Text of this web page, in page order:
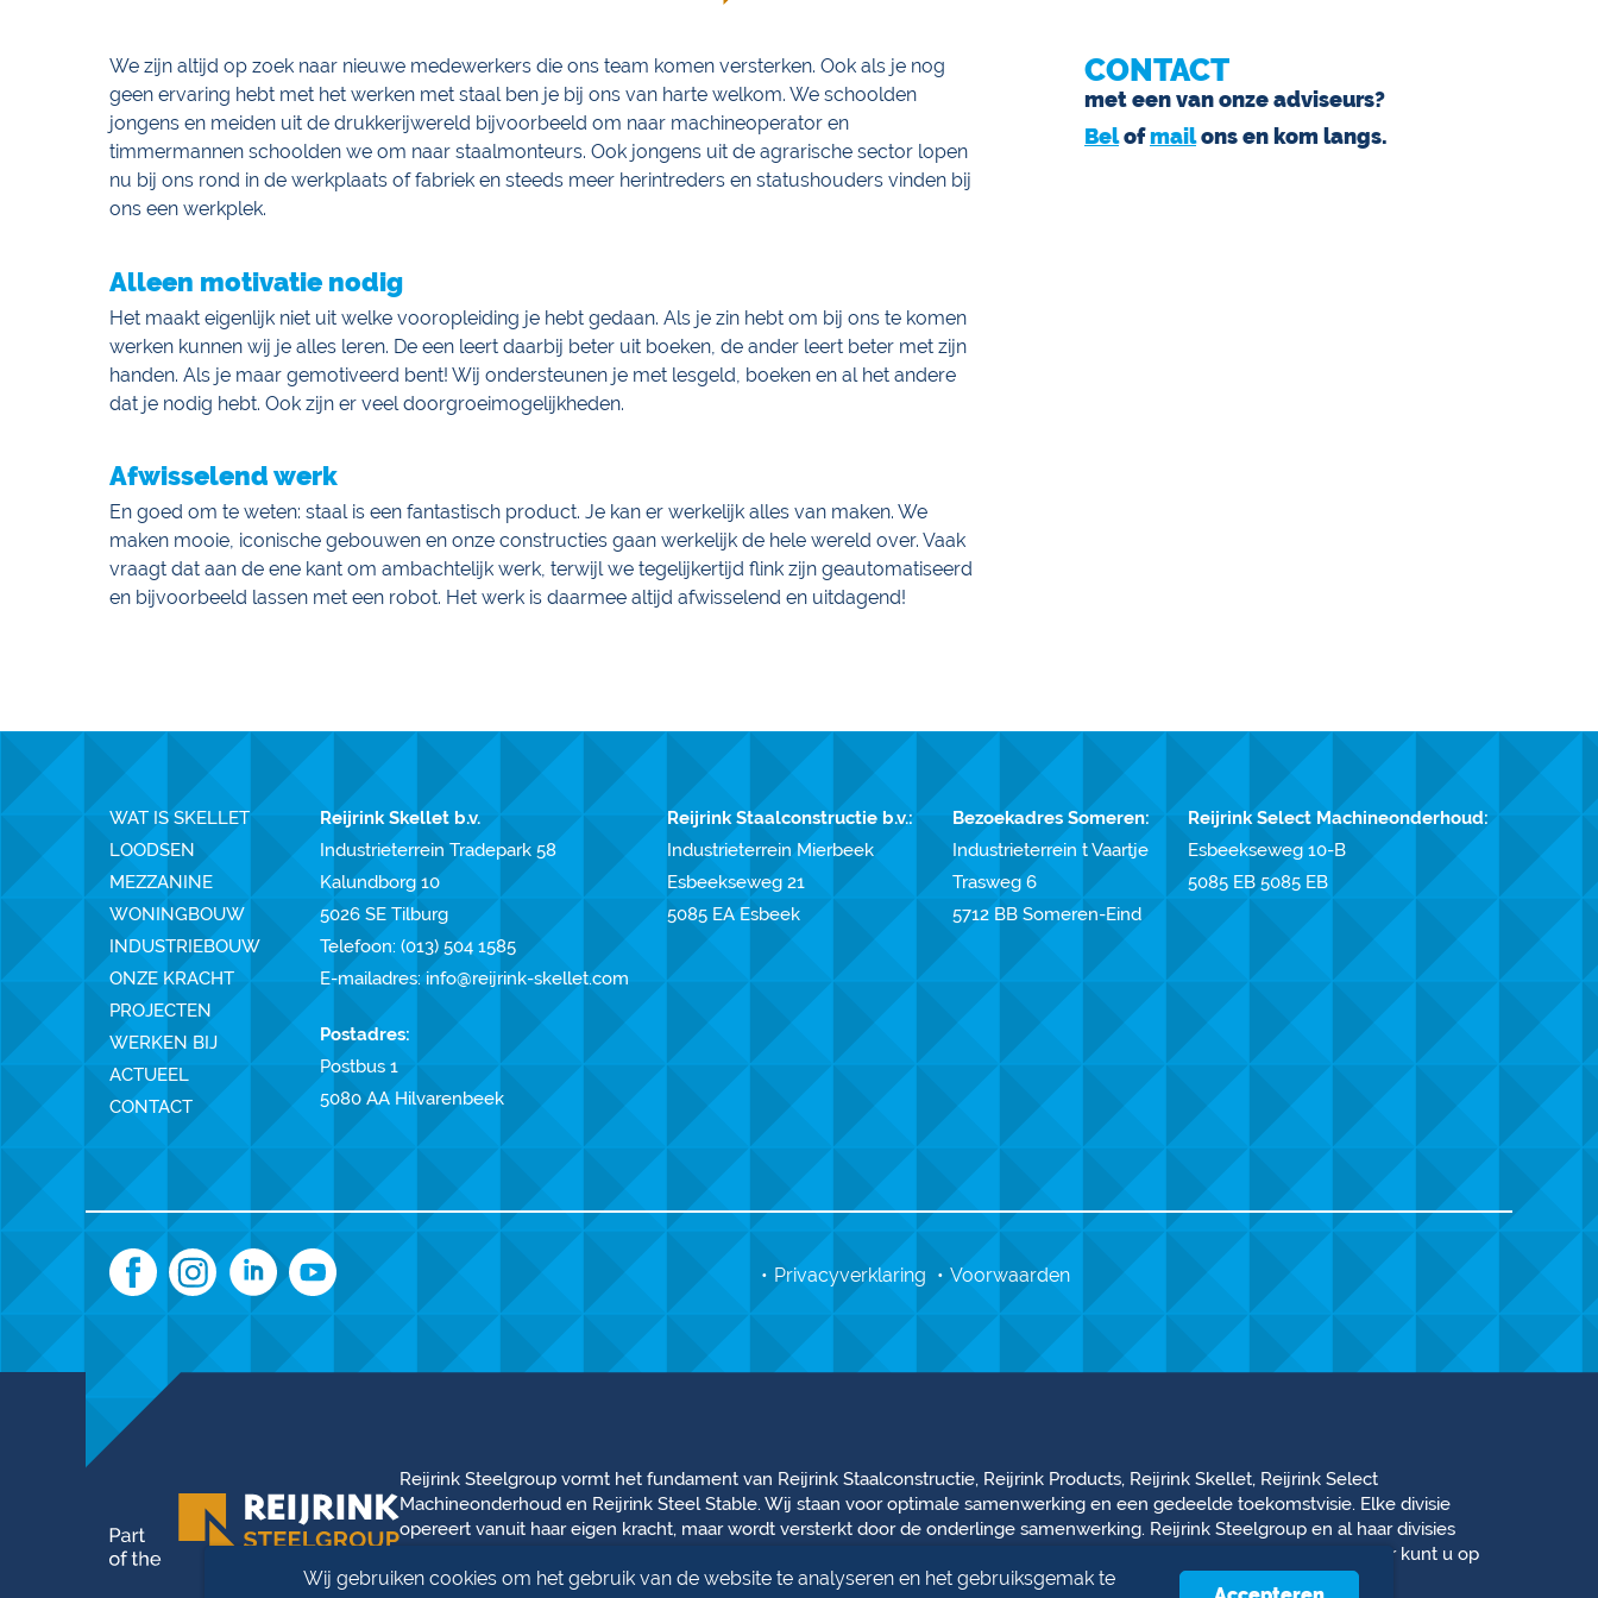
Wij gebruiken cookies om het gebruik van de website te analyseren en het gebruiksgemak te
We zijn altijd op zoek naar nieuwe medewerkers die ons team komen versterken. Ook als je nog
geen ervaring hebt met het werken met staal ben je bij ons van harte welkom. We schoolden
jongens en meiden uit de drukkerijwereld bijvoorbeeld om naar machineoperator en
timmermannen schoolden we om naar staalmonteurs. Ook jongens uit de agrarische sector lopen
nu bij ons rond in de werkplaats of fabriek en steeds meer herintreders en statushouders vinden bij
ons een werkplek.
Alleen motivatie nodig
Het maakt eigenlijk niet uit welke vooropleiding je hebt gedaan. Als je zin hebt om bij ons te komen
werken kunnen wij je alles leren. De een leert daarbij beter uit boeken, de ander leert beter met zijn
handen. Als je maar gemotiveerd bent! Wij ondersteunen je met lesgeld, boeken en al het andere
dat je nodig hebt. Ook zijn er veel doorgroeimogelijkheden.
Afwisselend werk
En goed om te weten: staal is een fantastisch product. Je kan er werkelijk alles van maken. We
maken mooie, iconische gebouwen en onze constructies gaan werkelijk de hele wereld over. Vaak
vraagt dat aan de ene kant om ambachtelijk werk, terwijl we tegelijkertijd flink zijn geautomatiseerd
en bijvoorbeeld lassen met een robot. Het werk is daarmee altijd afwisselend en uitdagend!
CONTACT
met een van onze adviseurs?
Belofmailons en kom langs.
WAT IS SKELLET
LOODSEN
MEZZANINE
WONINGBOUW
INDUSTRIEBOUW
ONZE KRACHT
PROJECTEN
WERKEN BIJ
ACTUEEL
CONTACT
Reijrink Skellet b.v.
Industrieterrein Tradepark 58
Kalundborg 10
5026 SE Tilburg
Telefoon: (013) 504 1585
E-mailadres:info@reijrink-skellet.com
Postadres:
Postbus 1
5080 AA Hilvarenbeek
Reijrink Staalconstructie b.v.:
Industrieterrein Mierbeek
Esbeekseweg 21
5085 EA Esbeek
Bezoekadres Someren:
Industrieterrein t Vaartje
Trasweg 6
5712 BB Someren-Eind
Reijrink Select Machineonderhoud:
Esbeekseweg 10-B
5085 EB 5085 EB
Privacyverklaring Voorwaarden
Reijrink Steelgroup vormt het fundament van Reijrink Staalconstructie, Reijrink Products, Reijrink Skellet, Reijrink Select
Machineonderhoud en Reijrink Steel Stable. Wij staan voor optimale samenwerking en een gedeelde toekomstvisie. Elke divisie
opereert vanuit haar eigen kracht, maar wordt versterkt door de onderlinge samenwerking. Reijrink Steelgroup en al haar divisies
hanteren dezelfde kernwaarden: teamkracht, professionaliteit, familiebedrijf, innovatie, en oplossingsgericht denken. Daar kunt u op
bouwen —We steel the future!